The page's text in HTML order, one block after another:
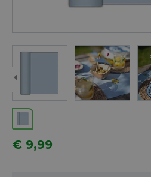
€ 9,99